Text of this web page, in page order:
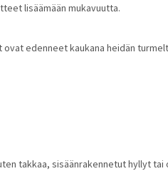
lisäämään mukavuutta.
edenneet kaukana heidän
takkaa, sisäänrakennetut hyllyt